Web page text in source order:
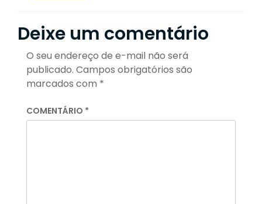
Deixe um comentário
O seu endereço de e-mail não será
publicado. Campos obrigatórios são
marcados com *
COMENTÁRIO *